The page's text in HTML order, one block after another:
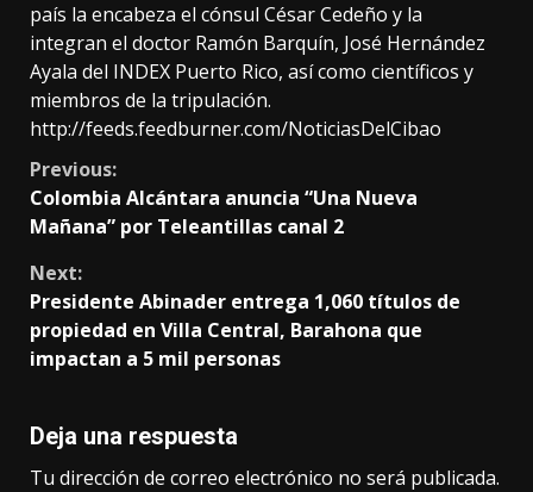
país la encabeza el cónsul César Cedeño y la
integran el doctor Ramón Barquín, José Hernández
Ayala del INDEX Puerto Rico, así como científicos y
miembros de la tripulación.
http://feeds.feedburner.com/NoticiasDelCibao
Continue
Reading
Previous:
Colombia Alcántara anuncia “Una Nueva
Mañana” por Teleantillas canal 2
Next:
Presidente Abinader entrega 1,060 títulos de
propiedad en Villa Central, Barahona que
impactan a 5 mil personas
Deja una respuesta
Tu dirección de correo electrónico no será publicada.